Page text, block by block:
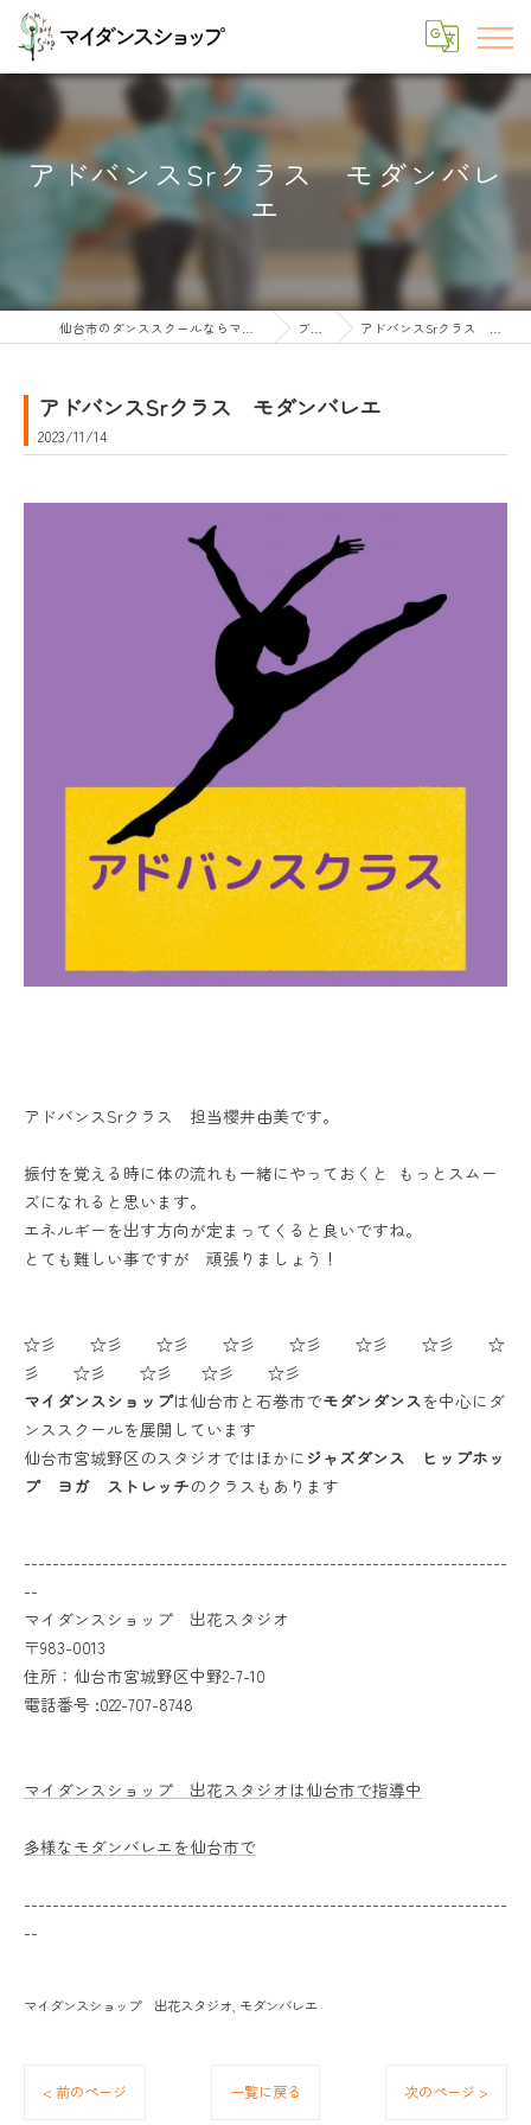
アドバンスSrクラス モダンバレ
エ
仙台市のダンススクールならマイダンスショップ ブログ アドバンスSrクラス モダンバレエ
アドバンスSrクラス モダンバレエ
2023/11/14
アドバンスSrクラス 担当櫻井由美です。
振付を覚える時に体の流れも一緒にやっておくと もっとスムー
ズになれると思います。
エネルギーを出す方向が定まってくると良いですね。
とても難しい事ですが 頑張りましょう！
☆彡 ☆彡 ☆彡 ☆彡 ☆彡 ☆彡 ☆彡 ☆
彡 ☆彡 ☆彡 ☆彡 ☆彡
マイダンスショップは仙台市と石巻市でモダンダンスを中心にダ
ンススクールを展開しています
仙台市宮城野区のスタジオではほかに ジャズダンス ヒップホッ
プ ヨガ ストレッチのクラスもあります
--------------------------------------------------------------------
--
マイダンスショップ 出花スタジオ
〒983-0013
住所：仙台市宮城野区中野2-7-10
電話番号 :022-707-8748
マイダンスショップ 出花スタジオは仙台市で指導中
多様なモダンバレエを仙台市で
--------------------------------------------------------------------
--
マイダンスショップ 出花スタジオ モダンバレエ
< 前のページ 一覧に戻る 次のページ >